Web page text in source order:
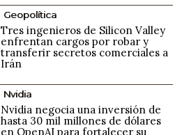
Geopolítica
Tres ingenieros de Silicon Valley
enfrentan cargos por robar y
transferir secretos comerciales a
Irán
Nvidia
Nvidia negocia una inversión de
hasta 30 mil millones de dólares
en OpenAI para fortalecer su